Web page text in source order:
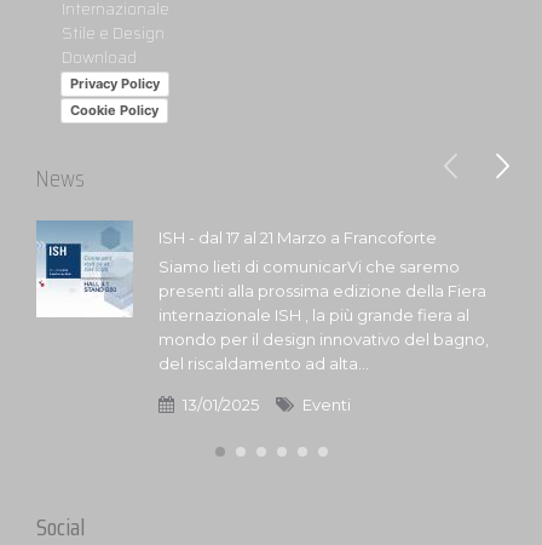
Internazionale
Stile e Design
Download
Privacy Policy
Cookie Policy
News
ISH - dal 17 al 21 Marzo a Francoforte
Siamo lieti di comunicarVi che saremo
presenti alla prossima edizione della Fiera
internazionale ISH , la più grande fiera al
mondo per il design innovativo del bagno,
del riscaldamento ad alta...
13/01/2025 Eventi
Social